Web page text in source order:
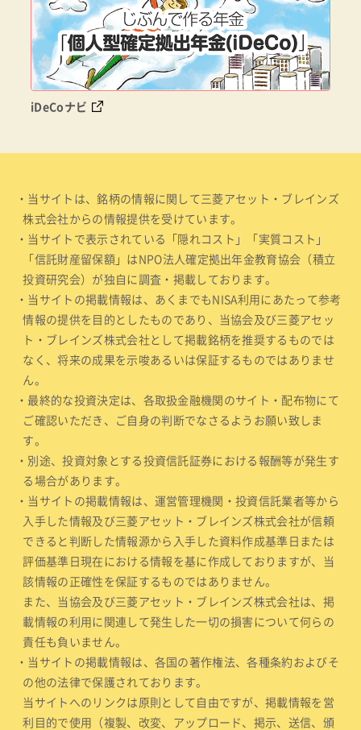
iDeCoナビ
・当サイトは、銘柄の情報に関して三菱アセット・ブレインズ
株式会社からの情報提供を受けています。
・当サイトで表示されている「隠れコスト」「実質コスト」
「信託財産留保額」はNPO法人確定拠出年金教育協会（積立
投資研究会）が独自に調査・掲載しております。
・当サイトの掲載情報は、あくまでもNISA利用にあたって参考
情報の提供を目的としたものであり、当協会及び三菱アセッ
ト・ブレインズ株式会社として掲載銘柄を推奨するものでは
なく、将来の成果を示唆あるいは保証するものではありませ
ん。
・最終的な投資決定は、各取扱金融機関のサイト・配布物にて
ご確認いただき、ご自身の判断でなさるようお願い致しま
す。
・別途、投資対象とする投資信託証券における報酬等が発生す
る場合があります。
・当サイトの掲載情報は、運営管理機関・投資信託業者等から
入手した情報及び三菱アセット・ブレインズ株式会社が信頼
できると判断した情報源から入手した資料作成基準日または
評価基準日現在における情報を基に作成しておりますが、当
該情報の正確性を保証するものではありません。
また、当協会及び三菱アセット・ブレインズ株式会社は、掲
載情報の利用に関連して発生した一切の損害について何らの
責任も負いません。
・当サイトの掲載情報は、各国の著作権法、各種条約およびそ
の他の法律で保護されております。
当サイトへのリンクは原則として自由ですが、掲載情報を営
利目的で使用（複製、改変、アップロード、掲示、送信、頒